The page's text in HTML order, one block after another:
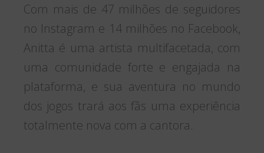
Com mais de 47 milhões de seguidores
no Instagram e 14 milhões no Facebook,
Anitta é uma artista multifacetada, com
uma comunidade forte e engajada na
plataforma, e sua aventura no mundo
dos jogos trará aos fãs uma experiência
totalmente nova com a cantora.